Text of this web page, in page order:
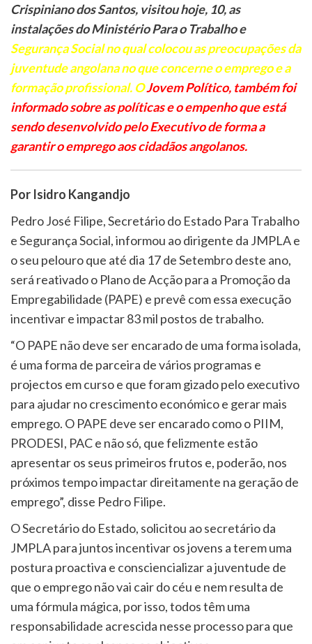
Crispiniano dos Santos, visitou hoje, 10, as
instalações do Ministério Para o Trabalho e
Segurança Social no qual colocou as preocupações da
juventude angolana no que concerne o emprego e a
formação profissional. OJovem Político, também foi
informado sobre as políticas e o empenho que está
sendo desenvolvido pelo Executivo de forma a
garantir o emprego aos cidadãos angolanos.
Por Isidro Kangandjo
Pedro José Filipe, Secretário do Estado Para Trabalho
e Segurança Social, informou ao dirigente da JMPLA e
o seu pelouro que até dia 17 de Setembro deste ano,
será reativado o Plano de Acção para a Promoção da
Empregabilidade (PAPE) e prevê com essa execução
incentivar e impactar 83 mil postos de trabalho.
“O PAPE não deve ser encarado de uma forma isolada,
é uma forma de parceira de vários programas e
projectos em curso e que foram gizado pelo executivo
para ajudar no crescimento económico e gerar mais
emprego. O PAPE deve ser encarado como o PIIM,
PRODESI, PAC e não só, que felizmente estão
apresentar os seus primeiros frutos e, poderão, nos
próximos tempo impactar direitamente na geração de
emprego”, disse Pedro Filipe.
O Secretário do Estado, solicitou ao secretário da
JMPLA para juntos incentivar os jovens a terem uma
postura proactiva e consciencializar a juventude de
que o emprego não vai cair do céu e nem resulta de
uma fórmula mágica, por isso, todos têm uma
responsabilidade acrescida nesse processo para que